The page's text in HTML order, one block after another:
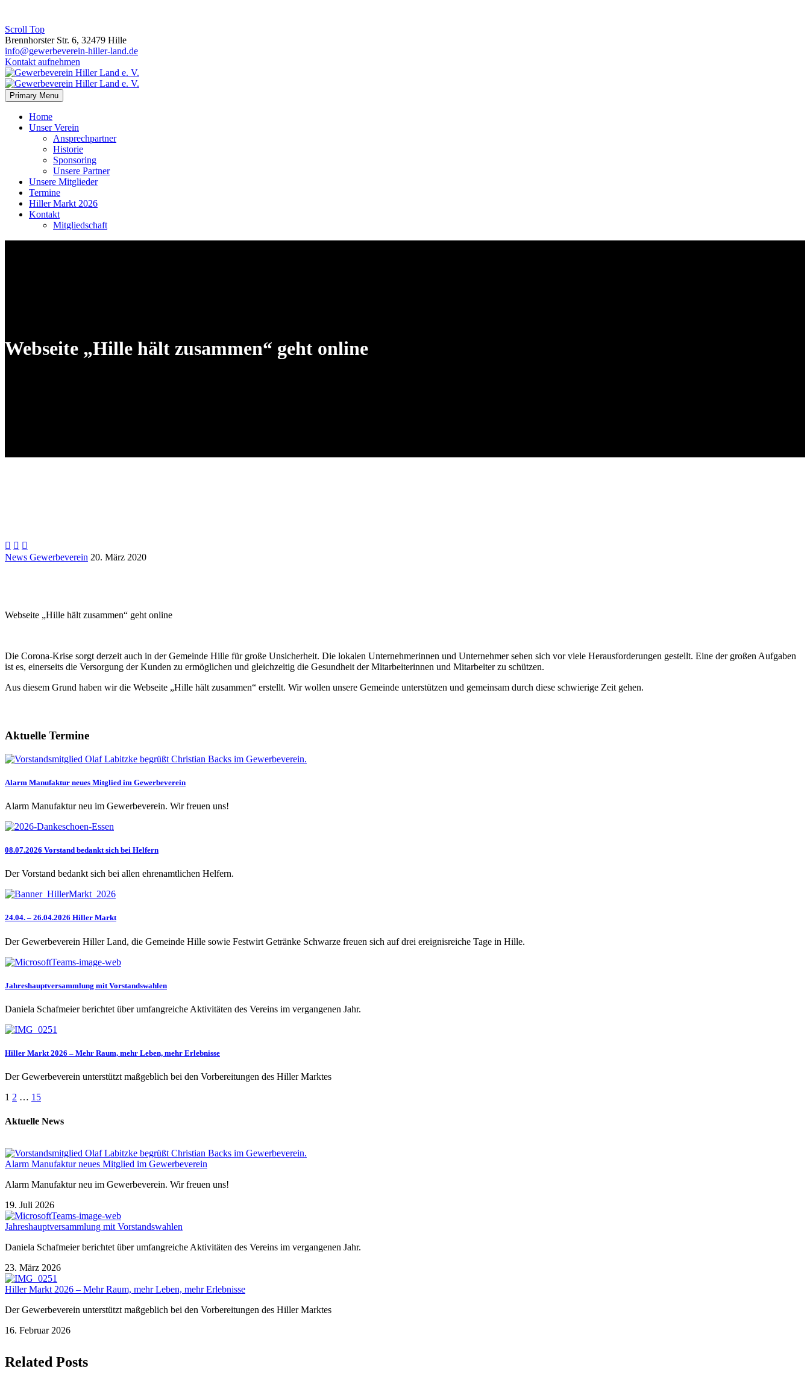
Scroll Top
Brennhorster Str. 6, 32479 Hille
info@gewerbeverein-hiller-land.de
Kontakt aufnehmen
Primary Menu
Home
Unser Verein
Ansprechpartner
Historie
Sponsoring
Unsere Partner
Unsere Mitglieder
Termine
Hiller Markt 2026
Kontakt
Mitgliedschaft
Webseite „Hille hält zusammen“ geht online
  
News Gewerbeverein 20. März 2020
Webseite „Hille hält zusammen“ geht online
Die Corona-Krise sorgt derzeit auch in der Gemeinde Hille für große Unsicherheit. Die lokalen Unternehmerinnen und Unternehmer sehen sich vor viele Herausforderungen gestellt. Eine der großen Aufgaben
ist es, einerseits die Versorgung der Kunden zu ermöglichen und gleichzeitig die Gesundheit der Mitarbeiterinnen und Mitarbeiter zu schützen.
Aus diesem Grund haben wir die Webseite „Hille hält zusammen“ erstellt. Wir wollen unsere Gemeinde unterstützen und gemeinsam durch diese schwierige Zeit gehen.
Aktuelle Termine
Alarm Manufaktur neues Mitglied im Gewerbeverein
Alarm Manufaktur neu im Gewerbeverein. Wir freuen uns!
08.07.2026 Vorstand bedankt sich bei Helfern
Der Vorstand bedankt sich bei allen ehrenamtlichen Helfern.
24.04. – 26.04.2026 Hiller Markt
Der Gewerbeverein Hiller Land, die Gemeinde Hille sowie Festwirt Getränke Schwarze freuen sich auf drei ereignisreiche Tage in Hille.
Jahreshauptversammlung mit Vorstandswahlen
Daniela Schafmeier berichtet über umfangreiche Aktivitäten des Vereins im vergangenen Jahr.
Hiller Markt 2026 – Mehr Raum, mehr Leben, mehr Erlebnisse
Der Gewerbeverein unterstützt maßgeblich bei den Vorbereitungen des Hiller Marktes
1 2 … 15
Aktuelle News
Alarm Manufaktur neues Mitglied im Gewerbeverein
Alarm Manufaktur neu im Gewerbeverein. Wir freuen uns!
19. Juli 2026
Jahreshauptversammlung mit Vorstandswahlen
Daniela Schafmeier berichtet über umfangreiche Aktivitäten des Vereins im vergangenen Jahr.
23. März 2026
Hiller Markt 2026 – Mehr Raum, mehr Leben, mehr Erlebnisse
Der Gewerbeverein unterstützt maßgeblich bei den Vorbereitungen des Hiller Marktes
16. Februar 2026
Related Posts